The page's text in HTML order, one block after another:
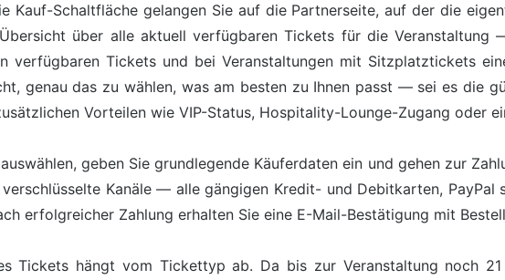
Kauf-Schaltfläche gelangen Sie auf die Partnerseite, auf der die
über alle aktuell verfügbaren Tickets für die Veranstaltung
verfügbaren Tickets und bei Veranstaltungen mit Sitzplatztickets
genau das zu wählen, was am besten zu Ihnen passt — sei es die
Vorteilen wie VIP-Status, Hospitality-Lounge-Zugang oder
geben Sie grundlegende Käuferdaten ein und gehen zur
Kanäle — alle gängigen Kredit- und Debitkarten, PayPal
erfolgreicher Zahlung erhalten Sie eine E-Mail-Bestätigung mit
Tickets hängt vom Tickettyp ab. Da bis zur Veranstaltung noch